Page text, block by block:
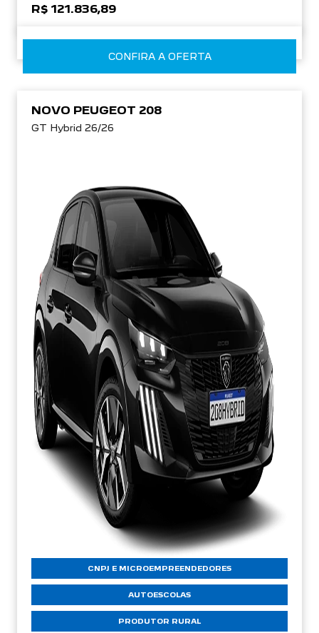
R$ 121.836,89
CONFIRA A OFERTA
NOVO PEUGEOT 208
GT Hybrid 26/26
CNPJ E MICROEMPREENDEDORES
AUTOESCOLAS
PRODUTOR RURAL